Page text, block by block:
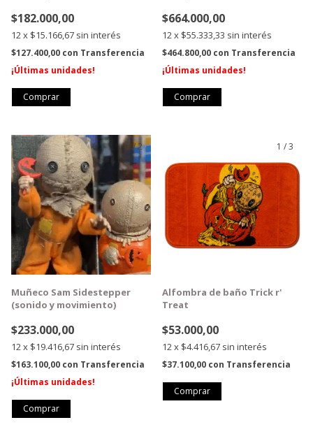
$182.000,00
12x $15.166,67 sin interés
$127.400,00 con Transferencia
¡Últimas unidades!
$664.000,00
12x $55.333,33 sin interés
$464.800,00 con Transferencia
¡Últimas unidades!
/2
GRATIS
Muñeco Sam Sidestepper
(sonido y movimiento)
$233.000,00
12x $19.416,67 sin interés
$163.100,00 con Transferencia
¡Últimas unidades!
1 /3
Alfombra de baño Trick r'
Treat
$53.000,00
12x $4.416,67 sin interés
$37.100,00 con Transferencia